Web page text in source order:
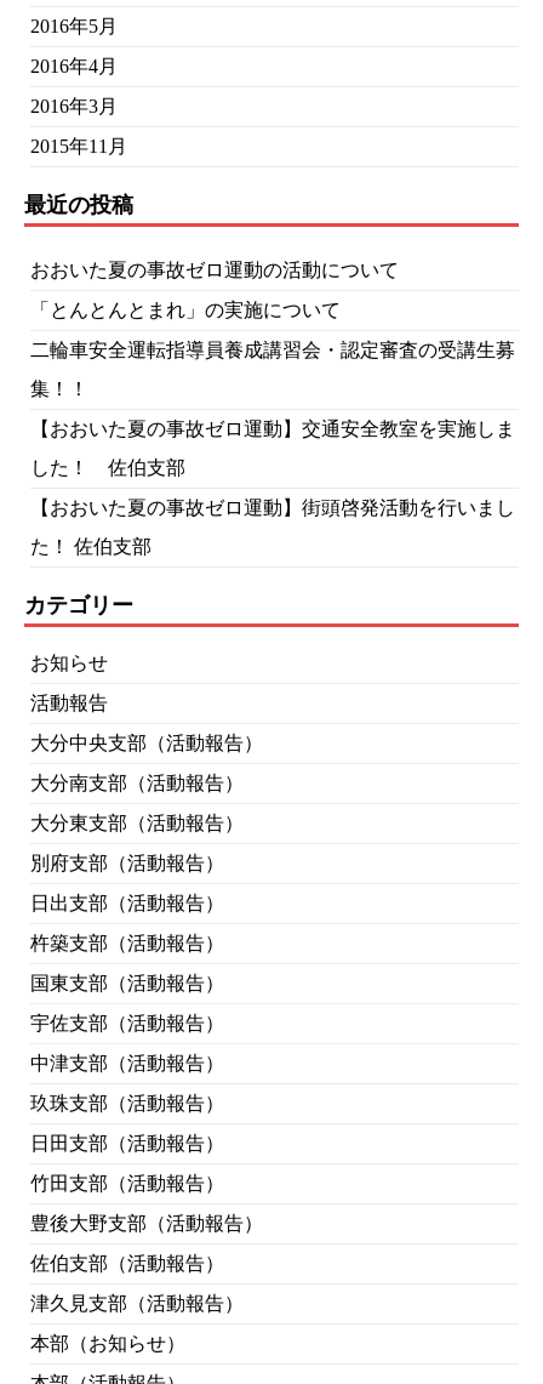
2016年5月
2016年4月
2016年3月
2015年11月
最近の投稿
おおいた夏の事故ゼロ運動の活動について
「とんとんとまれ」の実施について
二輪車安全運転指導員養成講習会・認定審査の受講生募
集！！
【おおいた夏の事故ゼロ運動】交通安全教室を実施しま
した！ 佐伯支部
【おおいた夏の事故ゼロ運動】街頭啓発活動を行いまし
た！ 佐伯支部
カテゴリー
お知らせ
活動報告
大分中央支部（活動報告）
大分南支部（活動報告）
大分東支部（活動報告）
別府支部（活動報告）
日出支部（活動報告）
杵築支部（活動報告）
国東支部（活動報告）
宇佐支部（活動報告）
中津支部（活動報告）
玖珠支部（活動報告）
日田支部（活動報告）
竹田支部（活動報告）
豊後大野支部（活動報告）
佐伯支部（活動報告）
津久見支部（活動報告）
本部（お知らせ）